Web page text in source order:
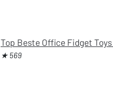
Top Beste Office Fidget
★ 569